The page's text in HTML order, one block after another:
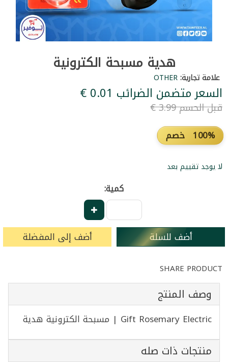
هدية مسبحة الكترونية
علامة تجارية:OTHER
السعر متضمن الضرائب ‏0.01 €
قبل الحسم ‏3.99 €
100% خصم
لا يوجد تقييم بعد
كمية:
أضف للسلة أضف إلى المفضلة
SHARE PRODUCT
وصف المنتج
Gift Rosemary Electric | مسبحة الكترونية هدية
منتجات ذات صله